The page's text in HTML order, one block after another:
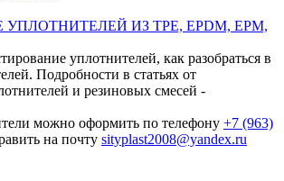
ИЗ TPE, EPDM, EPM,
уплотнителей, как разобраться в
Подробности в статьях от
и резиновых смесей -
можно оформить по телефону +7 (963)
на почту sityplast2008@yandex.ru